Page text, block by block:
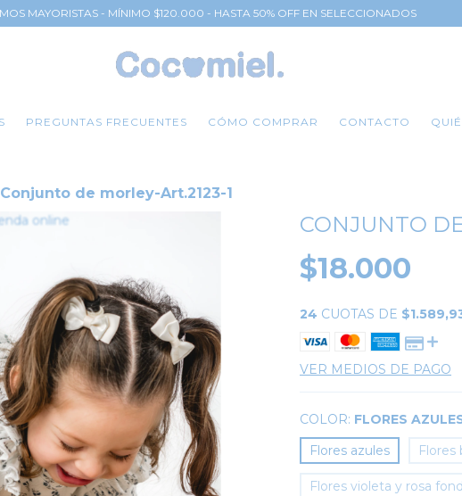
MAYORISTAS - MÍNIMO $120.000 - HASTA 50% OFF EN SELECCIONADOS
PREGUNTAS FRECUENTES CÓMO COMPRAR CONTACTO
Conjunto de morley-Art.2123-1
CONJUNTO
$18.000
24 CUOTAS DE
VER MEDIOS DE PAGO
COLOR: FLORES
Flores azules
Flores
Flores violeta y rosa